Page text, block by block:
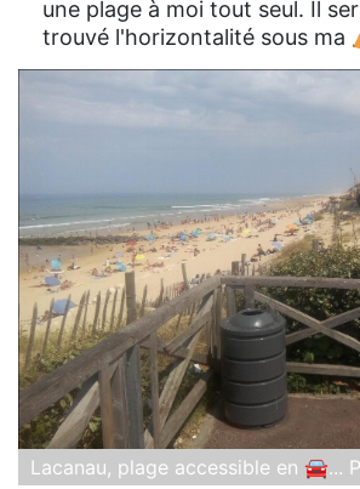
une plage à moi tout seul. Il
trouvé l'horizontalité sous ma
Lacanau, plage accessible en 🚘...